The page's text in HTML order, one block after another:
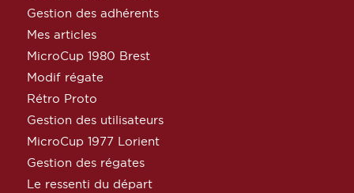
Gestion des adhérents
Mes articles
MicroCup 1980 Brest
Modif régate
Rétro Proto
Gestion des utilisateurs
MicroCup 1977 Lorient
Gestion des régates
Le ressenti du départ